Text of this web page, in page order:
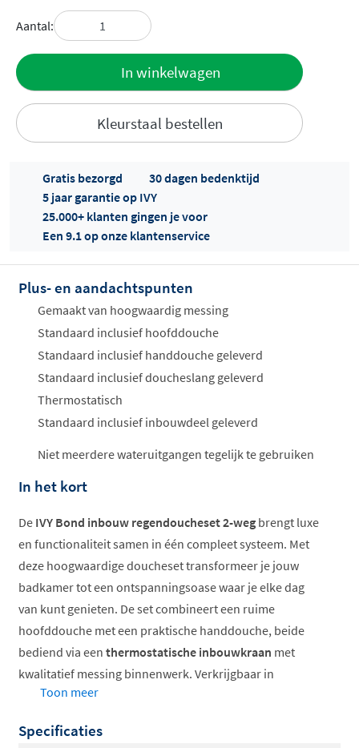
Aantal:
In winkelwagen
Kleurstaal bestellen
Offertes
Gratis bezorgd
30 dagen bedenktijd
5 jaar garantie op IVY
25.000+ klanten gingen je voor
Een 9.1 op onze klantenservice
Plus- en aandachtspunten
Gemaakt van hoogwaardig messing
Standaard inclusief hoofddouche
Standaard inclusief handdouche geleverd
Standaard inclusief doucheslang geleverd
Thermostatisch
Standaard inclusief inbouwdeel geleverd
Niet meerdere wateruitgangen tegelijk te gebruiken
In het kort
De IVY Bond inbouw regendoucheset 2-weg brengt luxe
en functionaliteit samen in één compleet systeem. Met
deze hoogwaardige doucheset transformeer je jouw
badkamer tot een ontspanningsoase waar je elke dag
van kunt genieten. De set combineert een ruime
hoofddouche met een praktische handdouche, beide
bediend via een thermostatische inbouwkraan met
kwalitatief messing binnenwerk. Verkrijgbaar in
verschillende afmetingen, bevestigingsmogelijkheden
afstemmen op jouw persoonlijke stijl en
Toon meer
Specificaties